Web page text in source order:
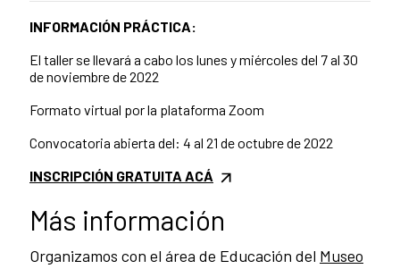
INFORMACIÓN PRÁCTICA:
El taller se llevará a cabo los lunes y miércoles del 7 al 30
de noviembre de 2022
Formato virtual por la plataforma Zoom
Convocatoria abierta del: 4 al 21 de octubre de 2022
INSCRIPCIÓN GRATUITA ACÁ
Más información
Organizamos con el área de Educación del Museo